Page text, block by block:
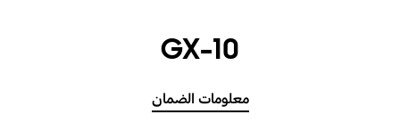
GX-10
معلومات الضمان